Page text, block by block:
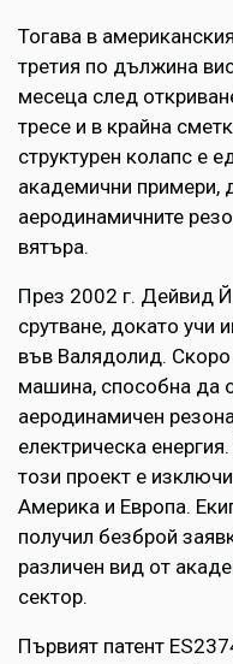
Тогава в
третия по дължина
месеца след
тресе и в крайна
структурен колапс е
академични примери,
аеродинамичните
вятъра.
През 2002 г. Дейвид
срутване, докато учи
във Валядолид.
машина, способна да
аеродинамичен
електрическа
този проект е
Америка и Европа.
получил безброй
различен вид от
сектор.
Първият патент